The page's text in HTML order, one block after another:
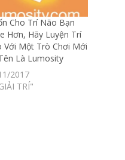
Cho Trí Não Bạn
Hơn, Hãy Luyện Trí
Với Một Trò Chơi Mới
Là Lumosity
2017
TRÍ"